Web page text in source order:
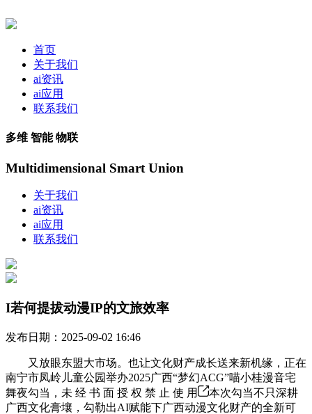
首页
关于我们
ai资讯
ai应用
联系我们
多维 智能 物联
Multidimensional Smart Union
关于我们
ai资讯
ai应用
联系我们
I若何提拔动漫IP的文旅效率
发布日期：2025-09-02 16:46
又放眼东盟大市场。也让文化财产成长送来新机缘，正在
南宁市凤岭儿童公园举办2025广西“梦幻ACG”喵小桂漫音宅
舞夜勾当，未 经 书 面 授 权 禁 止 使 用
本次勾当不只深耕
广西文化膏壤，勾勒出AI赋能下广西动漫文化财产的全新可